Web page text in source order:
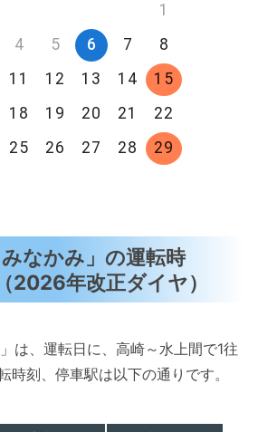
1
4 5 6 7
8
11 12 13 14
15
18 19 20 21
22
25 26 27 28
29
みなかみ」の運転時
2026年改正ダイヤ）
は、運転日に、高崎～水上間で1往
時刻、停車駅は以下の通りです。